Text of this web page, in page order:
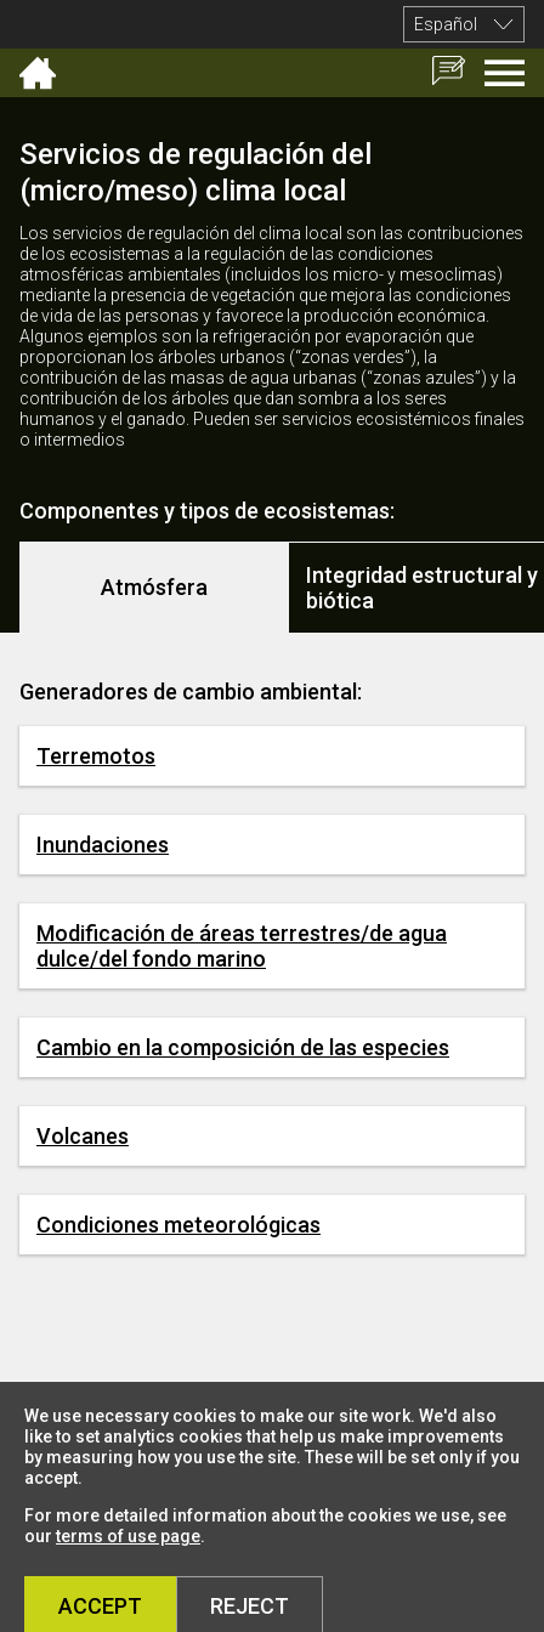
We use necessary cookies to make our site work. We'd also
like to set analytics cookies that help us make improvements
by measuring how you use the site. These will be set only if you
accept.
For more detailed information about the cookies we use, see
ourterms of use page.
ACCEPT REJECT
Español
Servicios de regulación del
(micro/meso) clima local
Los servicios de regulación del clima local son las contribuciones
de los ecosistemas a la regulación de las condiciones
atmosféricas ambientales (incluidos los micro- y mesoclimas)
mediante la presencia de vegetación que mejora las condiciones
de vida de las personas y favorece la producción económica.
Algunos ejemplos son la refrigeración por evaporación que
proporcionan los árboles urbanos (“zonas verdes”), la
contribución de las masas de agua urbanas (“zonas azules”) y la
contribución de los árboles que dan sombra a los seres
humanos y el ganado. Pueden ser servicios ecosistémicos finales
o intermedios
Componentes y tipos de ecosistemas:
Atmósfera
Integridad estructural y
biótica
Generadores de cambio ambiental:
Terremotos
Inundaciones
Modificación de áreas terrestres/de agua
dulce/del fondo marino
Cambio en la composición de las especies
Volcanes
Condiciones meteorológicas
Country Dashboard
Suscríbete al boletín de ENCORE